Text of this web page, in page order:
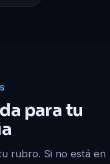
para tu
rubro. Si no está en